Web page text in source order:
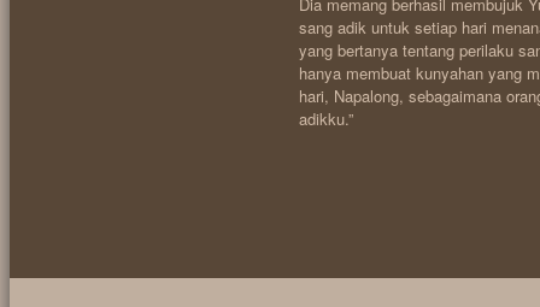
sang adik untuk setiap hari
yang bertanya tentang perilaku
hanya membuat kunyahan yang
hari, Napalong, sebagaimana
adikku.”